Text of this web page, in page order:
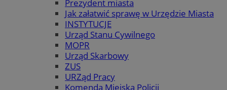
Prezydent miasta
Jak załatwić sprawę w Urzędzie Miasta
INSTYTUCJE
Urząd Stanu Cywilnego
MOPR
Urząd Skarbowy
ZUS
URZąd Pracy
Komenda Miejska Policji